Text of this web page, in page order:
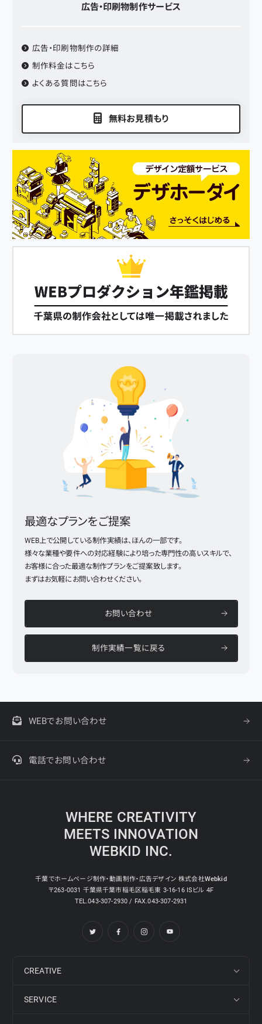
広告・印刷物制作サービス
広告・印刷物制作の詳細
制作料金はこちら
よくある質問はこちら
無料お見積もり
最適なプランをご提案
WEB上で公開している制作実績は、ほんの一部です。
様々な業種や要件への対応経験により培った専門性の高いスキルで、
お客様に合った最適な制作プランをご提案致します。
まずはお気軽にお問い合わせください。
お問い合わせ
制作実績一覧に戻る
WEBでお問い合わせ
電話でお問い合わせ
WHERE CREATIVITY
MEETS INNOVATION
WEBKID INC.
千葉でホームページ制作・動画制作・広告デザイン 株式会社Webkid
〒263-0031 千葉県千葉市稲毛区稲毛東 3-16-16 ISビル 4F
TEL.043-307-2930 / FAX.043-307-2931
CREATIVE
SERVICE